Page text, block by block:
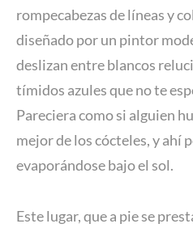
rompecabezas de líneas y
diseñado por un pintor
deslizan entre blancos
tímidos azules que no te
Pareciera como si alguien
mejor de los cócteles, y ahí
evaporándose bajo el sol.
Este lugar, que a pie se